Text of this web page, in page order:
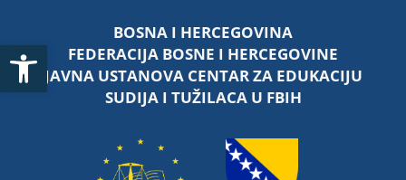
Open toolbar
content
BOSNA I HERCEGOVINA
FEDERACIJA BOSNE I HERCEGOVINE
JAVNA USTANOVA CENTAR ZA EDUKACIJU
SUDIJA I TUŽILACA U FBIH